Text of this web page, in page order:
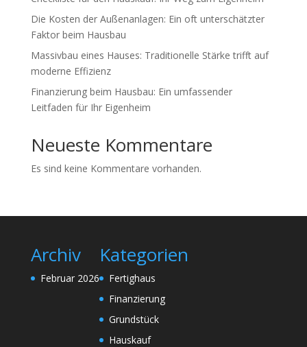
Die Kosten der Außenanlagen: Ein oft unterschätzter
Faktor beim Hausbau
Massivbau eines Hauses: Traditionelle Stärke trifft auf
moderne Effizienz
Finanzierung beim Hausbau: Ein umfassender
Leitfaden für Ihr Eigenheim
Neueste Kommentare
Es sind keine Kommentare vorhanden.
Archiv
Februar 2026
Kategorien
Fertighaus
Finanzierung
Grundstück
Hauskauf